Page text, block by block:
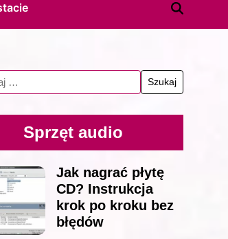
Sprzęt audio
Jak nagrać płytę
CD? Instrukcja
krok po kroku bez
błędów